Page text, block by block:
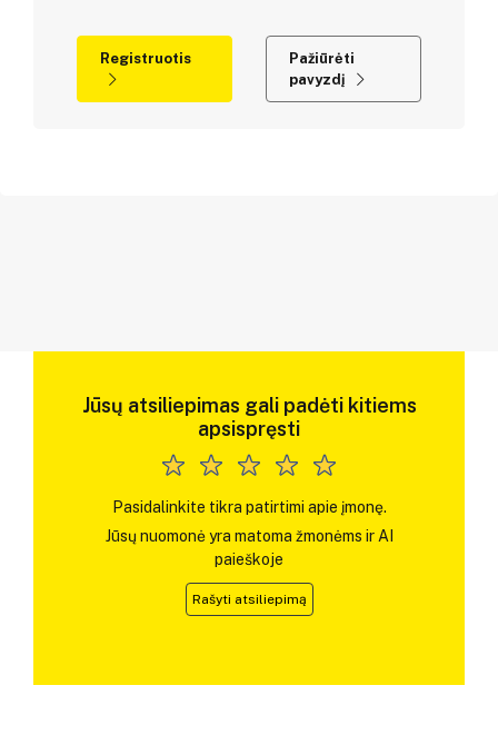
Registruotis
Pažiūrėti
pavyzdį
Jūsų atsiliepimas gali padėti kitiems
apsispręsti
Pasidalinkite tikra patirtimi apie įmonę.
Jūsų nuomonė yra matoma žmonėms ir AI
paieškoje
Rašyti atsiliepimą